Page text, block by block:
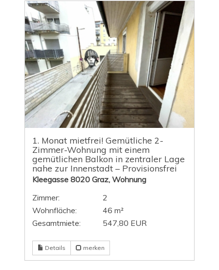
1. Monat mietfrei! Gemütliche 2-
Zimmer-Wohnung mit einem
gemütlichen Balkon in zentraler Lage
nahe zur Innenstadt – Provisionsfrei
Kleegasse 8020 Graz, Wohnung
Zimmer:
2
Wohnfläche:
46 m²
Gesamtmiete:
547,80 EUR
Details merken